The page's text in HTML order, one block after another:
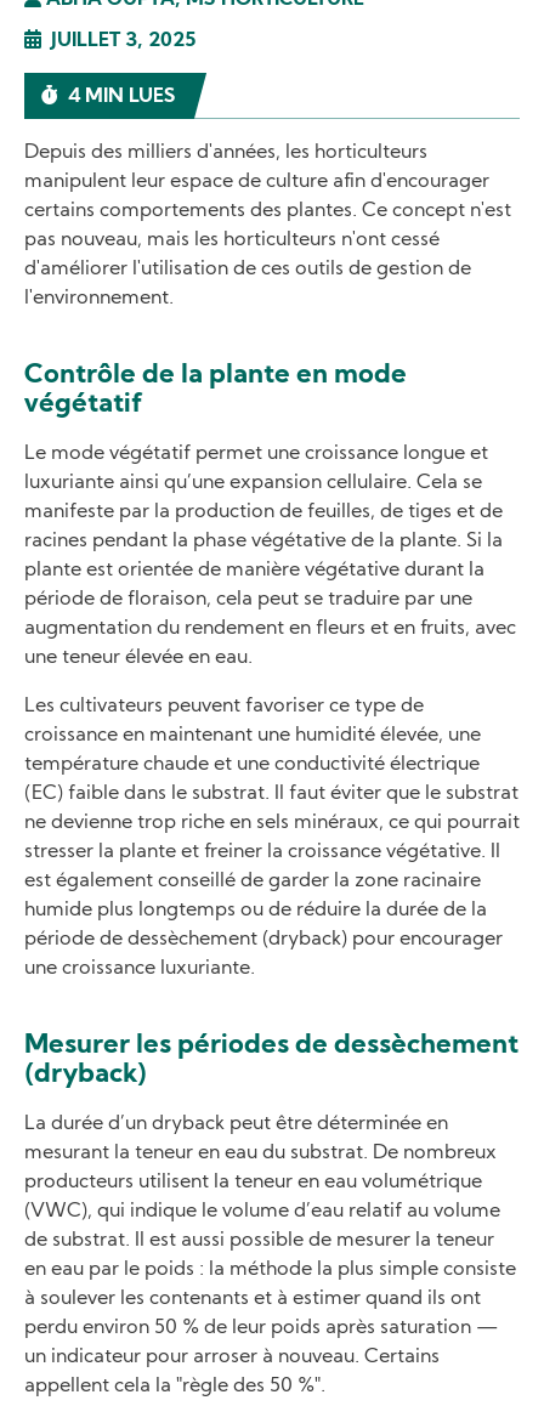
JUILLET 3, 2025
4 MIN LUES
Depuis des milliers d'années, les horticulteurs
manipulent leur espace de culture afin d'encourager
certains comportements des plantes. Ce concept n'est
pas nouveau, mais les horticulteurs n'ont cessé
d'améliorer l'utilisation de ces outils de gestion de
l'environnement.
Contrôle de la plante en mode
végétatif
Le mode végétatif permet une croissance longue et
luxuriante ainsi qu’une expansion cellulaire. Cela se
manifeste par la production de feuilles, de tiges et de
racines pendant la phase végétative de la plante. Si la
plante est orientée de manière végétative durant la
période de floraison, cela peut se traduire par une
augmentation du rendement en fleurs et en fruits, avec
une teneur élevée en eau.
Les cultivateurs peuvent favoriser ce type de
croissance en maintenant une humidité élevée, une
température chaude et une conductivité électrique
(EC) faible dans le substrat. Il faut éviter que le substrat
ne devienne trop riche en sels minéraux, ce qui pourrait
stresser la plante et freiner la croissance végétative. Il
est également conseillé de garder la zone racinaire
humide plus longtemps ou de réduire la durée de la
période de dessèchement (dryback) pour encourager
une croissance luxuriante.
Mesurer les périodes de dessèchement
(dryback)
La durée d’un dryback peut être déterminée en
mesurant la teneur en eau du substrat. De nombreux
producteurs utilisent la teneur en eau volumétrique
(VWC), qui indique le volume d’eau relatif au volume
de substrat. Il est aussi possible de mesurer la teneur
en eau par le poids : la méthode la plus simple consiste
à soulever les contenants et à estimer quand ils ont
perdu environ 50 % de leur poids après saturation —
un indicateur pour arroser à nouveau. Certains
appellent cela la "règle des 50 %".